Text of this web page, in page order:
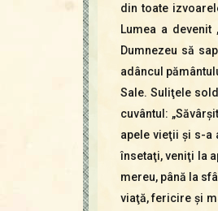
din toate
Lumea a
Dumnezeu să
adâncul
Sale. Suliţele
cuvântul:
apele vieţii şi s-a
însetaţi, veniţi la
mereu, până la
viaţă, fericire şi